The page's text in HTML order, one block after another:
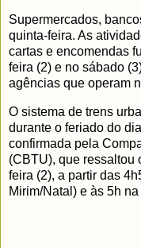
Supermercados,
quinta-feira. As
cartas e encomendas
feira (2) e no sábado
agências que operam
O sistema de trens
durante o feriado do
confirmada pela
(CBTU), que ressaltou
feira (2), a partir das
Mirim/Natal) e às 5h